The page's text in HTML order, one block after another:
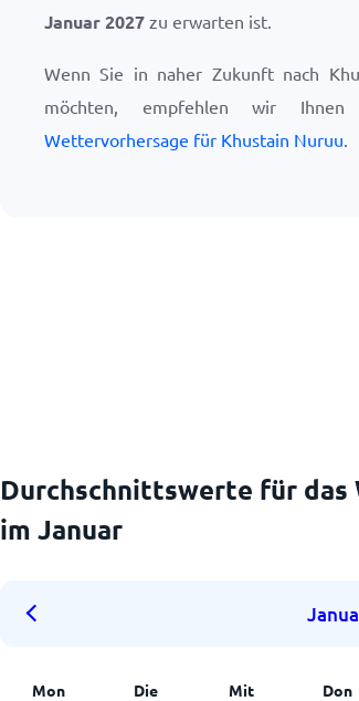
Januar 2027 zu erwarten ist.
Wenn Sie in naher Zukunft nach
möchten, empfehlen wir
Wettervorhersage für Khustain Nuruu.
Durchschnittswerte für
im Januar
Mon Die Mit Don